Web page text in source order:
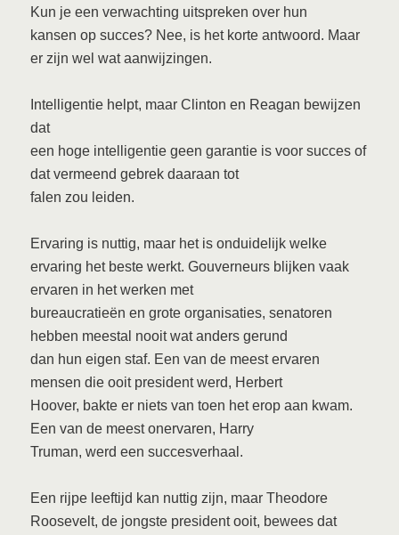
Kun je een verwachting uitspreken over hun
kansen op succes? Nee, is het korte antwoord. Maar
er zijn wel wat aanwijzingen.
Intelligentie helpt, maar Clinton en Reagan bewijzen
dat
een hoge intelligentie geen garantie is voor succes of
dat vermeend gebrek daaraan tot
falen zou leiden.
Ervaring is nuttig, maar het is onduidelijk welke
ervaring het beste werkt. Gouverneurs blijken vaak
ervaren in het werken met
bureaucratieën en grote organisaties, senatoren
hebben meestal nooit wat anders gerund
dan hun eigen staf. Een van de meest ervaren
mensen die ooit president werd, Herbert
Hoover, bakte er niets van toen het erop aan kwam.
Een van de meest onervaren, Harry
Truman, werd een succesverhaal.
Een rijpe leeftijd kan nuttig zijn, maar Theodore
Roosevelt, de jongste president ooit, bewees dat